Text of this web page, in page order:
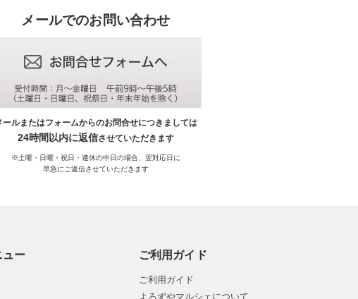
メールでのお問い合わせ
ールまたはフォームからのお問合せにつきましては
24時間以内に返信させていただきます
※土曜・日曜・祝日・連休の中日の場合、翌対応日に
早急にご返信させていただきます
ュー ご利用ガイド
ご利用ガイド
よろずやマルシェについて